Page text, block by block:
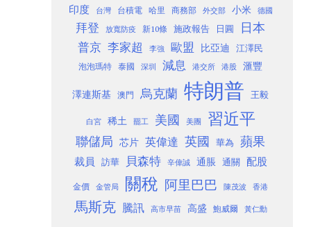
印度
台灣 台積電 哈里 商務部 外交部 小米 德國
拜登 放寬防疫 新10條 施政報告 日圓 日本
普京 李家超 李強 歐盟 比亞迪 江澤民
泡泡瑪特 泰國 深圳 減息 港交所 港股 滙豐
澤連斯基 澳門 烏克蘭 特朗普 王毅
白宮 稀土 罷工 美國 美團 習近平
聯儲局 芯片 英偉達 英國 華為 蘋果
裁員 訪華 貝森特 辛偉誠 通脹 通關 配股
金價 金管局 關稅 阿里巴巴 陳茂波 香港
馬斯克 騰訊 高市早苗 高盛 鮑威爾 黃仁勳